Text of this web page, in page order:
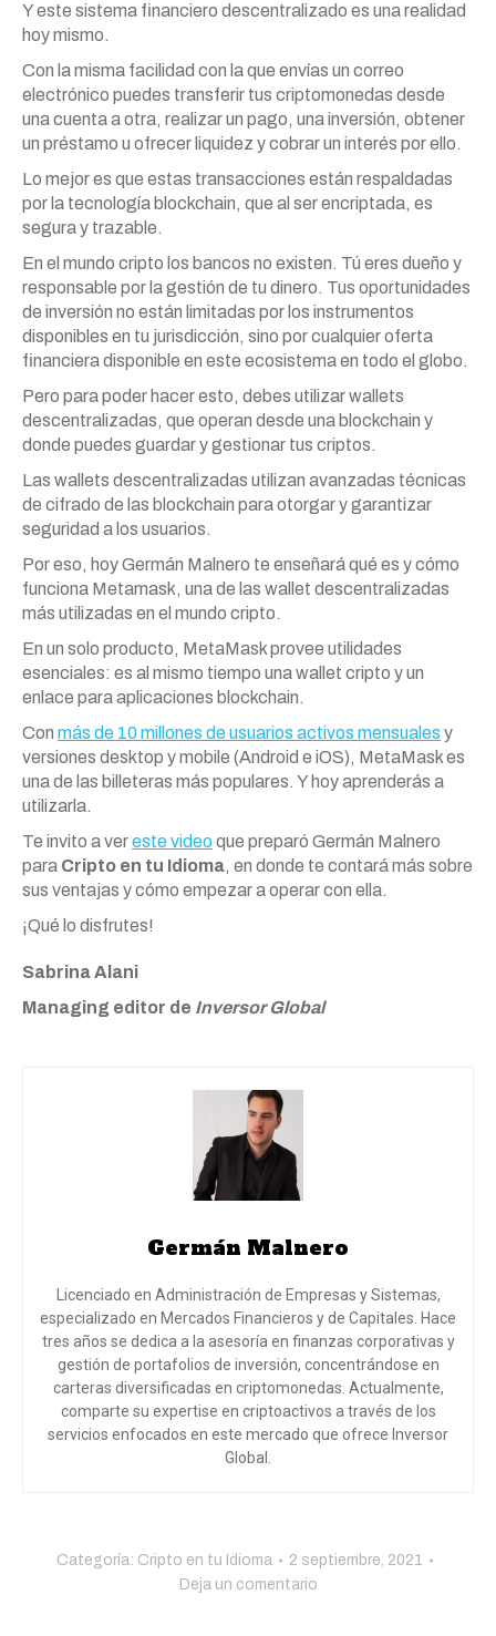
Y este sistema financiero descentralizado es una realidad
hoy mismo.
Con la misma facilidad con la que envías un correo
electrónico puedes transferir tus criptomonedas desde
una cuenta a otra, realizar un pago, una inversión, obtener
un préstamo u ofrecer liquidez y cobrar un interés por ello.
Lo mejor es que estas transacciones están respaldadas
por la tecnología blockchain, que al ser encriptada, es
segura y trazable.
En el mundo cripto los bancos no existen. Tú eres dueño y
responsable por la gestión de tu dinero. Tus oportunidades
de inversión no están limitadas por los instrumentos
disponibles en tu jurisdicción, sino por cualquier oferta
financiera disponible en este ecosistema en todo el globo.
Pero para poder hacer esto, debes utilizar wallets
descentralizadas, que operan desde una blockchain y
donde puedes guardar y gestionar tus criptos.
Las wallets descentralizadas utilizan avanzadas técnicas
de cifrado de las blockchain para otorgar y garantizar
seguridad a los usuarios.
Por eso, hoy Germán Malnero te enseñará qué es y cómo
funciona Metamask, una de las wallet descentralizadas
más utilizadas en el mundo cripto.
En un solo producto, MetaMask provee utilidades
esenciales: es al mismo tiempo una wallet cripto y un
enlace para aplicaciones blockchain.
Con más de 10 millones de usuarios activos mensuales y
versiones desktop y mobile (Android e iOS), MetaMask es
una de las billeteras más populares. Y hoy aprenderás a
utilizarla.
Te invito a vereste video que preparó Germán Malnero
para Cripto en tu Idioma, en donde te contará más sobre
sus ventajas y cómo empezar a operar con ella.
¡Qué lo disfrutes!
Sabrina Alani
Managing editor de Inversor Global
Germán Malnero
Licenciado en Administración de Empresas y Sistemas,
especializado en Mercados Financieros y de Capitales. Hace
tres años se dedica a la asesoría en finanzas corporativas y
gestión de portafolios de inversión, concentrándose en
carteras diversificadas en criptomonedas. Actualmente,
comparte su expertise en criptoactivos a través de los
servicios enfocados en este mercado que ofrece Inversor
Global.
Categoría: Cripto en tu Idioma
2 septiembre, 2021
Deja un comentario